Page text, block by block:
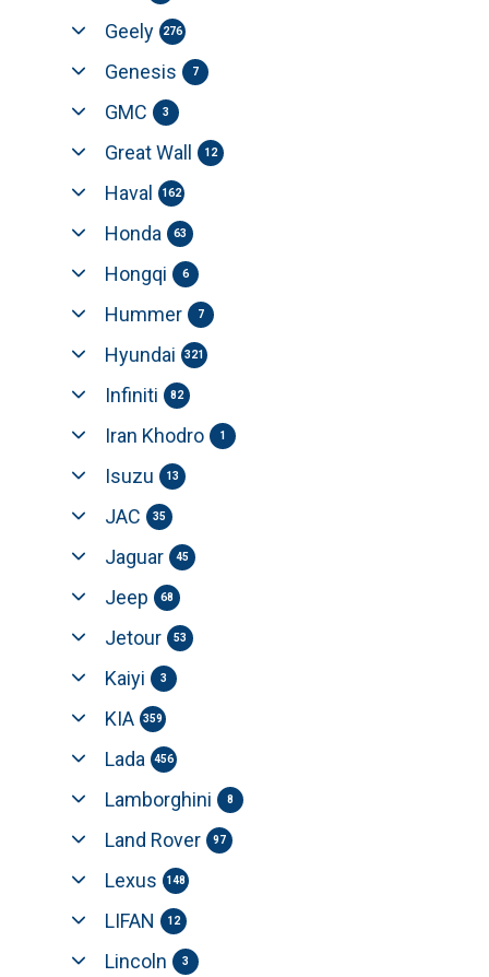
Geely
276
Genesis 7
GMC 3
Great Wall 12
Haval 162
Honda 63
Hongqi 6
Hummer 7
Hyundai 321
Infiniti 82
Iran Khodro 1
Isuzu 13
JAC 35
Jaguar 45
Jeep 68
Jetour 53
Kaiyi 3
KIA 359
Lada 456
Lamborghini 8
Land Rover 97
Lexus 148
LIFAN 12
Lincoln 3